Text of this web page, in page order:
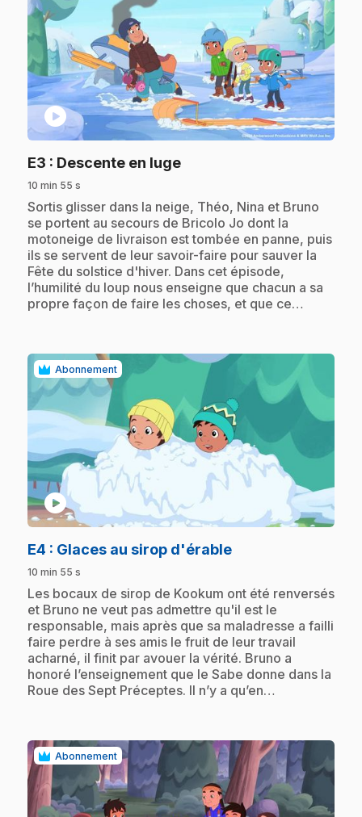
play_circle
E3 : Descente en luge.
10 min 55 s
.Sortis glisser dans la neige, Théo, Nina et Bruno
se portent au secours de Bricolo Jo dont la
motoneige de livraison est tombée en panne, puis
ils se servent de leur savoir-faire pour sauver la
Fête du solstice d'hiver. Dans cet épisode,
l’humilité du loup nous enseigne que chacun a sa
propre façon de faire les choses, et que ce…
Abonnement
play_circle
E4 : Glaces au sirop d'érable.
10 min 55 s
.Les bocaux de sirop de Kookum ont été renversés
et Bruno ne veut pas admettre qu'il est le
responsable, mais après que sa maladresse a failli
faire perdre à ses amis le fruit de leur travail
acharné, il finit par avouer la vérité. Bruno a
honoré l’enseignement que le Sabe donne dans la
Roue des Sept Préceptes. Il n’y a qu’en…
Abonnement